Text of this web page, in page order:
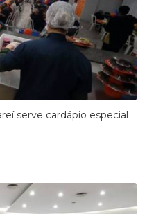
serve cardápio especial